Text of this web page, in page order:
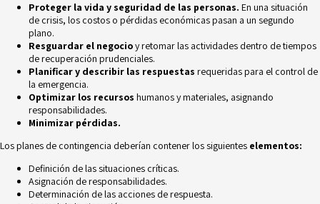
Proteger la vida y seguridad de las personas. En una situación
de crisis, los costos o pérdidas económicas pasan a un segundo
plano.
Resguardar el negocioy retomar las actividades dentro de tiempos
de recuperación prudenciales.
Planificar y describir las respuestas requeridas para el control de
la emergencia.
Optimizar los recursos humanos y materiales, asignando
responsabilidades.
Minimizar pérdidas.
Los planes de contingencia deberían contener los siguientes elementos:
Definición de las situaciones críticas.
Asignación de responsabilidades.
Determinación de las acciones de respuesta.